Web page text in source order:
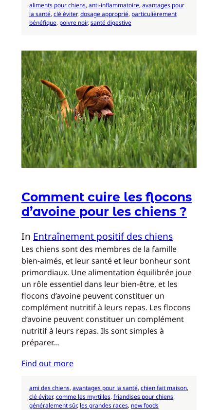
aliments pour chiens, anti-inflammatoire, avantages pour
la santé, clé éviter, dosage approprié, particulièrement
bénéfique, poivre noir, santé digestive
Comment cuire les flocons
d’avoine pour les chiens ?
In Entraînement positif des chiens
Les chiens sont des membres de la famille
bien-aimés, et leur santé et leur bonheur sont
primordiaux. Une alimentation équilibrée joue
un rôle essentiel dans leur bien-être, et les
flocons d’avoine peuvent constituer un
complément nutritif à leurs repas. Les flocons
d’avoine peuvent constituer un complément
nutritif à leurs repas. Ils sont simples à
préparer…
Find out more
ami des chiens, avantages pour la santé, chien fait maison
clé éviter, comme les myrtilles, friandises pour chiens
généralement sûr, les grandes races, new foods